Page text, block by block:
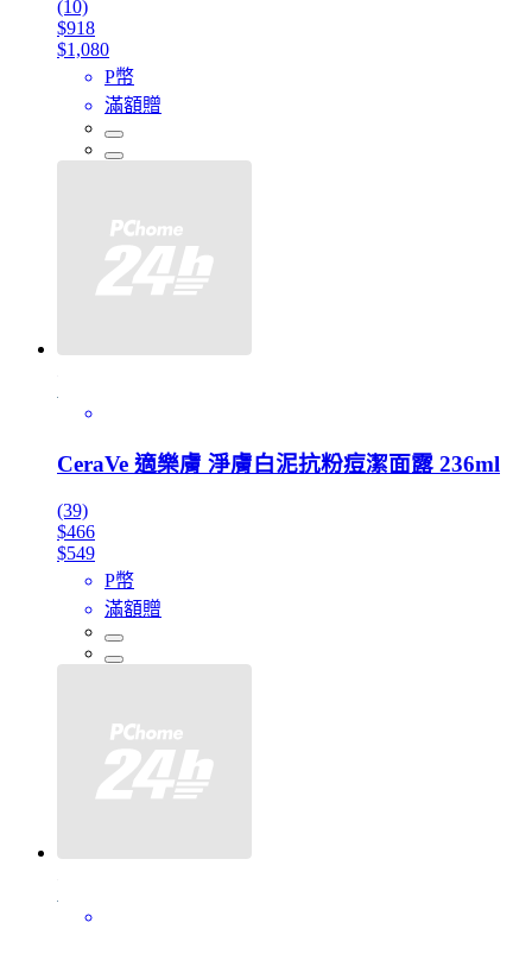
(10)
$918
$1,080
P幣
滿額贈
CeraVe 適樂膚 淨膚白泥抗粉痘潔面露 236ml
(39)
$466
$549
P幣
滿額贈